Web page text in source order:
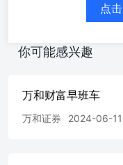
点
你可能感兴趣
万和财富早班车
万和证券 2024-06-11